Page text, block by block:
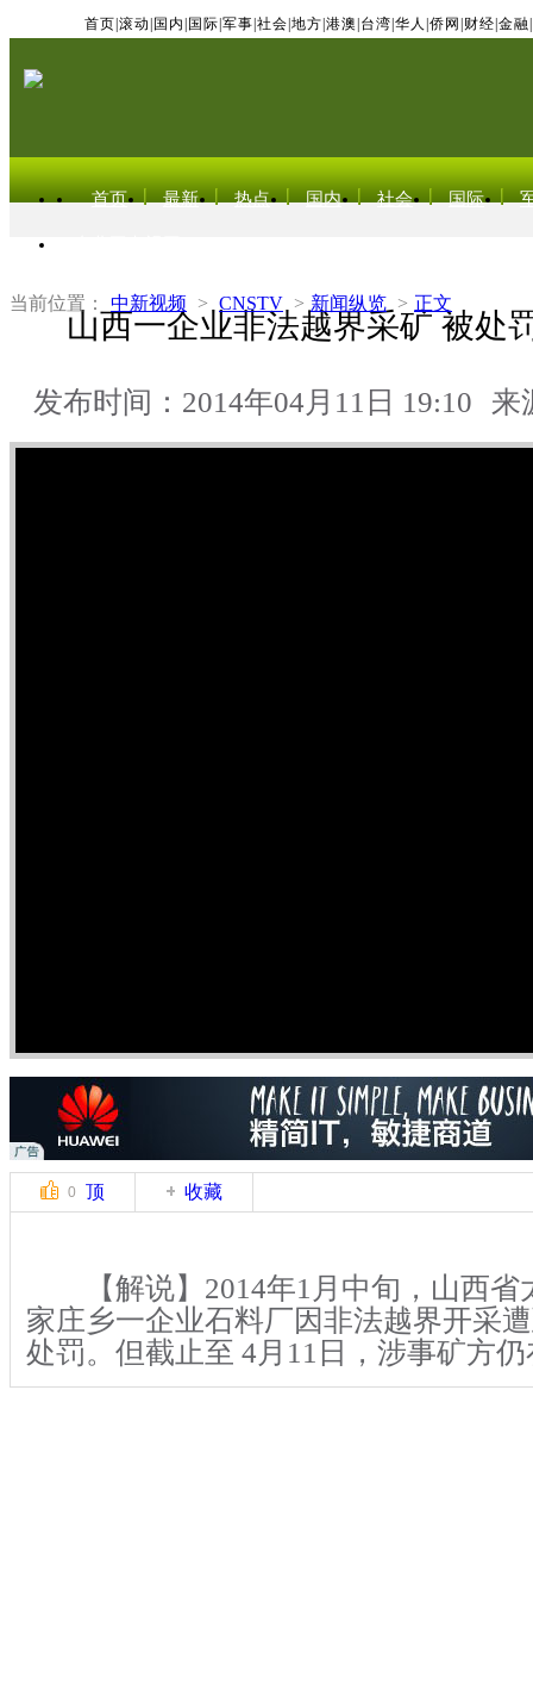
首页 滚动 国内 国际 军事 社会 地方 港澳 台湾 华人 侨网 财经 金融
首页 最新 热点 国内 社会 国际
当前位置： 中新视频 > CNSTV > 新闻纵览 > 正文
山西一企业非法越界采矿 被处
发布时间：2014年04月11日 19:10 来
0 顶 收藏
【解说】2014年1月中旬，山西省
家庄乡一企业石料厂因非法越界开采
处罚。但截止至 4月11日，涉事矿方